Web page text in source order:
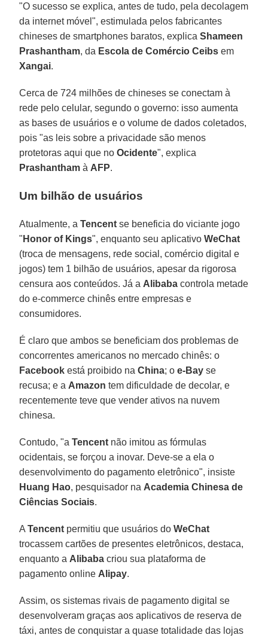
"O sucesso se explica, antes de tudo, pela decolagem
da internet móvel", estimulada pelos fabricantes
chineses de smartphones baratos, explicaShameen
Prashantham, da Escola de Comércio Ceibs em
Xangai.
Cerca de 724 milhões de chineses se conectam à
rede pelo celular, segundo o governo: isso aumenta
as bases de usuários e o volume de dados coletados,
pois "as leis sobre a privacidade são menos
protetoras aqui que noOcidente", explica
Prashantham à AFP.
Um bilhão de usuários
Atualmente, aTencent se beneficia do viciante jogo
" Honor of Kings", enquanto seu aplicativoWeChat
(troca de mensagens, rede social, comércio digital e
jogos) tem 1 bilhão de usuários, apesar da rigorosa
censura aos conteúdos. Já a Alibaba controla metade
do e-commerce chinês entre empresas e
consumidores.
É claro que ambos se beneficiam dos problemas de
concorrentes americanos no mercado chinês: o
Facebook está proibido naChina; oe-Bay se
recusa; e a Amazon tem dificuldade de decolar, e
recentemente teve que vender ativos na nuvem
chinesa.
Contudo, "aTencent não imitou as fórmulas
ocidentais, se forçou a inovar. Deve-se a ela o
desenvolvimento do pagamento eletrônico", insiste
Huang Hao, pesquisador na Academia Chinesa de
Ciências Sociais.
ATencent permitiu que usuários doWeChat
trocassem cartões de presentes eletrônicos, destaca,
enquanto a Alibaba criou sua plataforma de
pagamento online Alipay.
Assim, os sistemas rivais de pagamento digital se
desenvolveram graças aos aplicativos de reserva de
táxi, antes de conquistar a quase totalidade das lojas